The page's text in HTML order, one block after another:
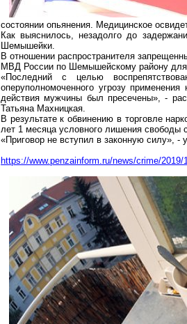
состоянии опьянения. Медицинское
Как выяснилось, незадолго до
Шемышейки.
В отношении распространителя
МВД России по Шемышейскому району
«Последний с целью
оперуполномоченного угрозу
действия мужчины был пресечены», -
Татьяна Махницкая.
В результате к обвинению в торговле
лет 1 месяца условного лишения свободы
«Приговор не вступил в законную силу», -
https://www.penzainform.ru/news/crime/